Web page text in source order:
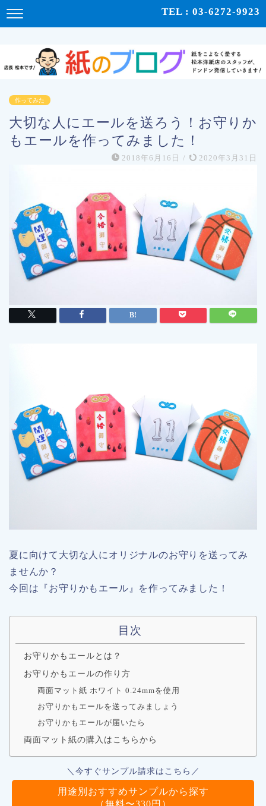
TEL : 03-6272-9923
作ってみた
大切な人にエールを送ろう！お守りか
もエールを作ってみました！
2018年6月16日 / 2020年3月31日
夏に向けて大切な人にオリジナルのお守りを送ってみ
ませんか？
今回は『お守りかもエール』を作ってみました！
目次
お守りかもエールとは？
お守りかもエールの作り方
両面マット紙 ホワイト 0.24mmを使用
お守りかもエールを送ってみましょう
お守りかもエールが届いたら
両面マット紙の購入はこちらから
＼今すぐサンプル請求はこちら／
用途別おすすめサンプルから探す
（無料〜330円）